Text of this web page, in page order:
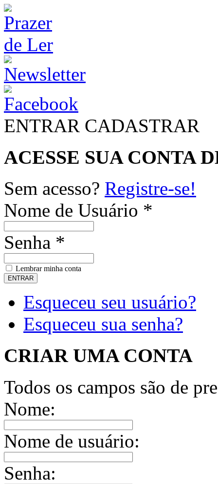
ENTRAR CADASTRAR
ACESSE SUA CONTA
Sem acesso? Registre-se!
Nome de Usuário *
Senha *
Lembrar minha conta
Esqueceu seu usuário?
Esqueceu sua senha?
CRIAR UMA CONTA
Todos os campos são de
Nome:
Nome de usuário:
Senha: